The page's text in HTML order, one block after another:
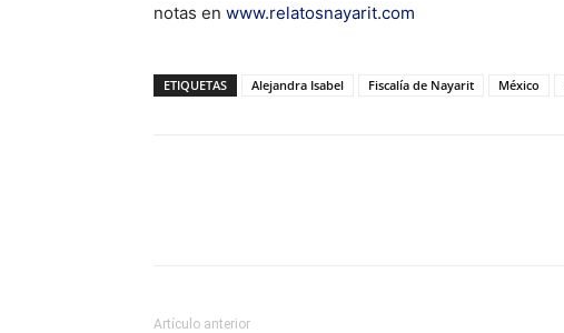
notas en www.relatosnayarit.com
ETIQUETAS Alejandra Isabel Fiscalía de Nayarit México
Artículo anterior